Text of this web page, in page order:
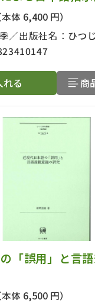
本体 6,400 円）
出版社名： ひつ
る 商
「誤用」と言
本体 6,500 円）